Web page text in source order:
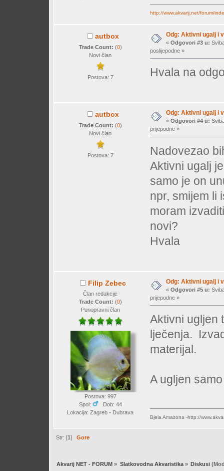
http://www.akvarij.net/forum/
autbox
Trade Count: (0)
Novi član
Postova: 7
Odg: Aktivni ugalj i
« Odgovori #3 u:
poslijepodne »
Hvala na
autbox
Trade Count: (0)
Novi član
Postova: 7
Odg: Aktivni ugalj i
« Odgovori #4 u:
prijepodne »
Nadovezao
Aktivni ugalj
samo je on
npr, smijem li
moram
novi?
Hvala
Filip Zebec
Član redakcije
Trade Count: (0)
Punopravni član
Postova: 997
Spol:
Dob: 44
Lokacija: Zagreb - Dubrava
Odg: Aktivni ugalj i
« Odgovori #5 u:
prijepodne »
Aktivni ugljen
lječenja.
materijal.
A ugljen
Bjela Amazona -http://
Str: [1]Gore
Akvarij NET - FORUM » Slatkovodna Akvaristika» Diskusi